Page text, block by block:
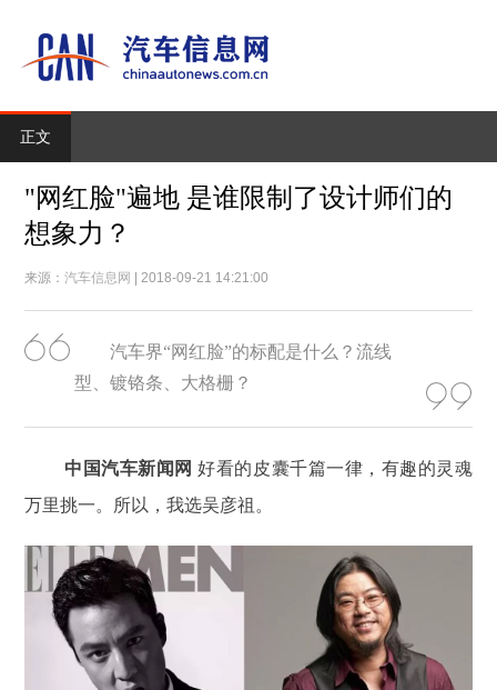
正文
"网红脸"遍地 是谁限制了设计师们的
想象力？
来源：汽车信息网 | 2018-09-21 14:21:00
汽车界“网红脸”的标配是什么？流线
型、镀铬条、大格栅？
中国汽车新闻网 好看的皮囊千篇一律，有趣的灵魂
万里挑一。所以，我选吴彦祖。